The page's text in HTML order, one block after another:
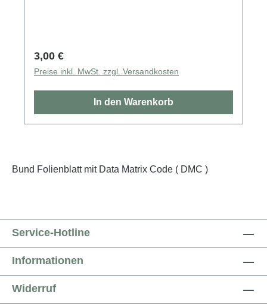
Regulärer Preis:
3,00 €
Preise inkl. MwSt. zzgl. Versandkosten
In den Warenkorb
Bund Folienblatt mit Data Matrix Code ( DMC )
Service-Hotline
Informationen
Widerruf